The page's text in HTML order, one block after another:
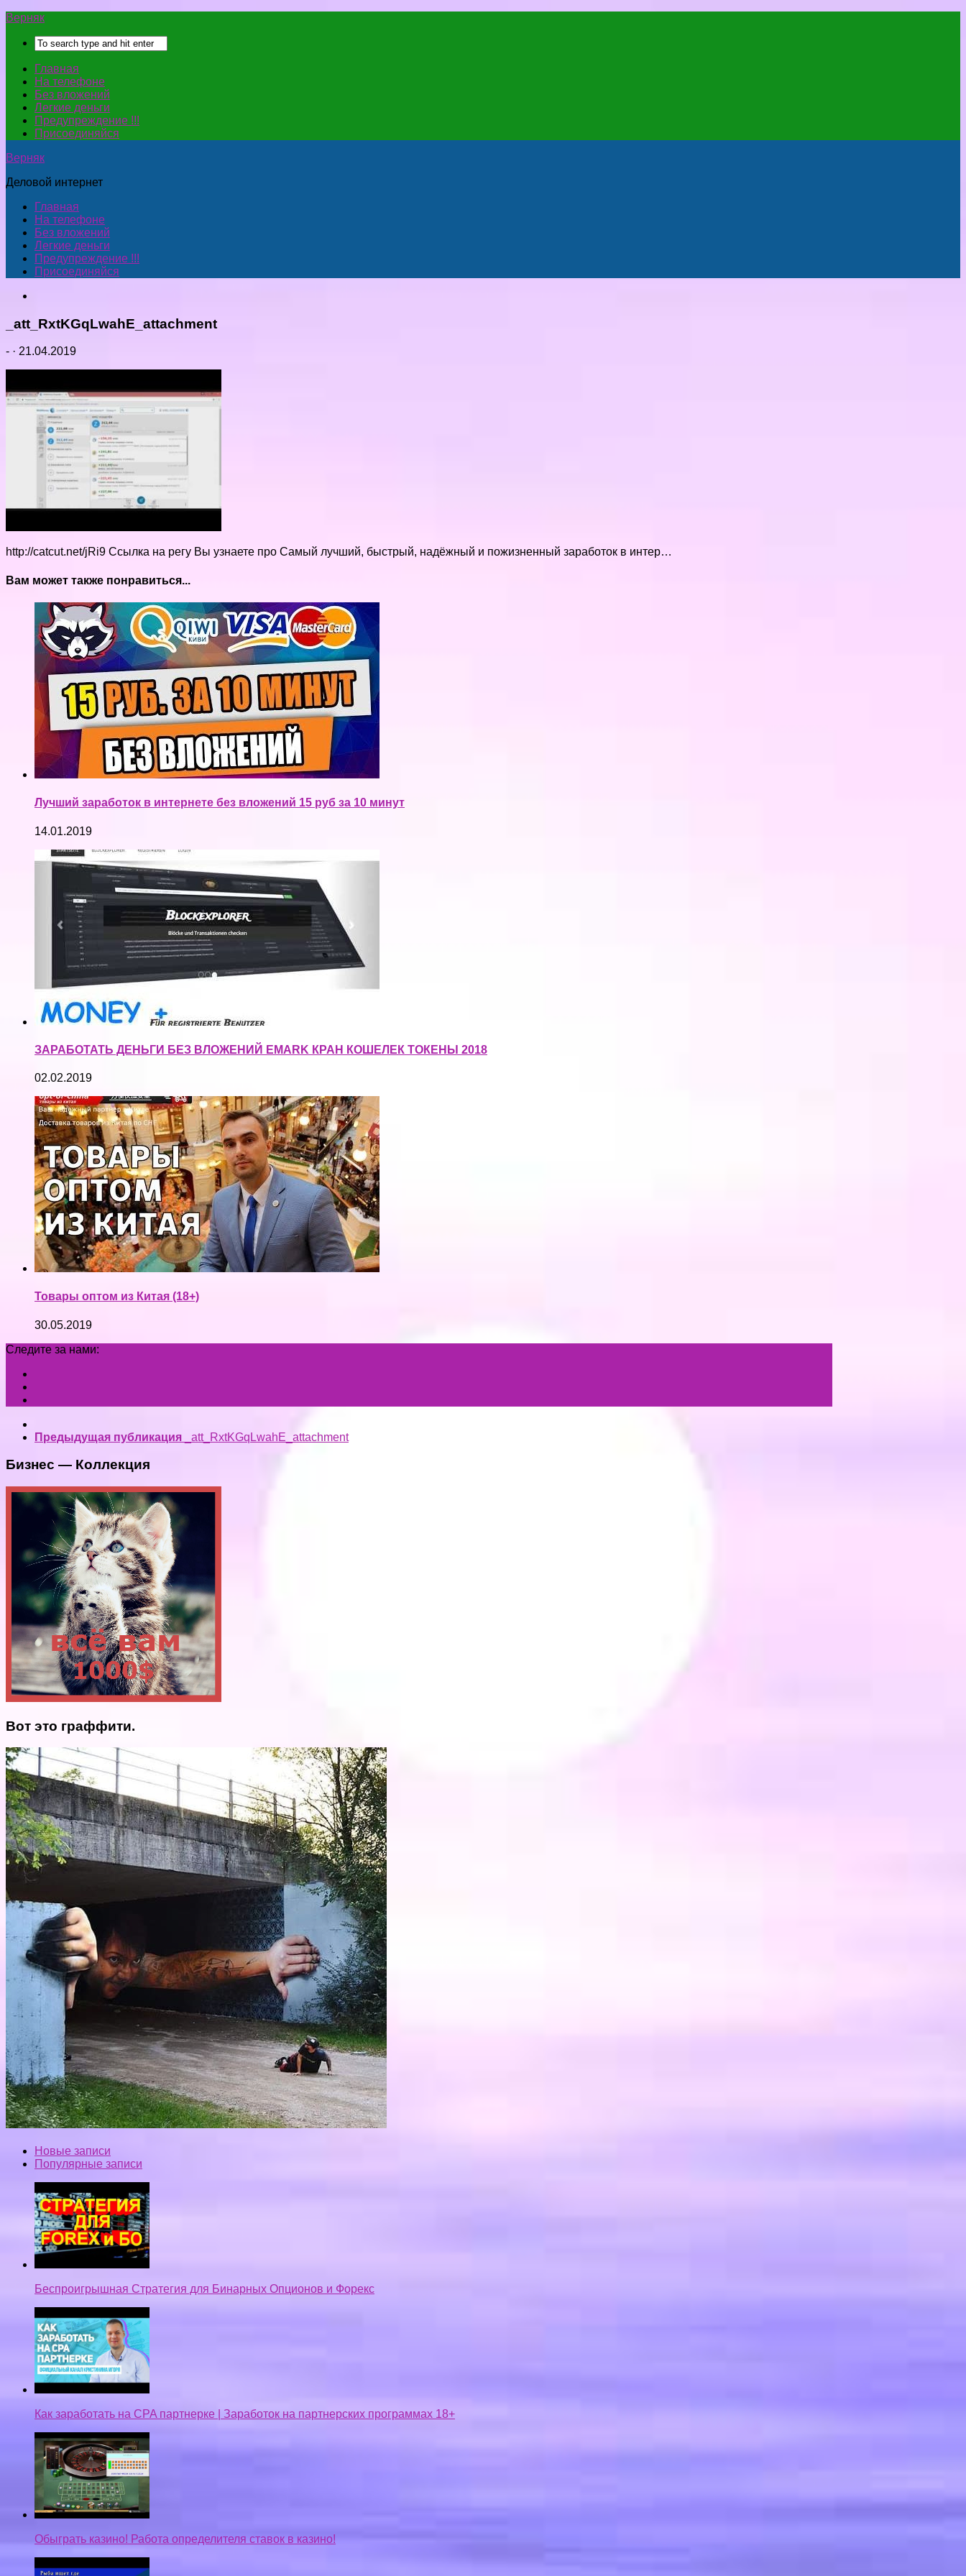
Верняк
Главная
На телефоне
Без вложений
Легкие деньги
Предупреждение !!!
Присоединяйся
Верняк
Деловой интернет
Главная
На телефоне
Без вложений
Легкие деньги
Предупреждение !!!
Присоединяйся
_att_RxtKGqLwahE_attachment
- · 21.04.2019
http://catcut.net/jRi9 Ссылка на регу Вы узнаете про Самый лучший, быстрый, надёжный и пожизненный заработок в интер…
Вам может также понравиться...
Лучший заработок в интернете без вложений 15 руб за 10 минут
14.01.2019
ЗАРАБОТАТЬ ДЕНЬГИ БЕЗ ВЛОЖЕНИЙ EMARK КРАН КОШЕЛЕК ТОКЕНЫ 2018
02.02.2019
Товары оптом из Китая (18+)
30.05.2019
Следите за нами:
Предыдущая публикация _att_RxtKGqLwahE_attachment
Бизнес — Коллекция
Вот это граффити.
Новые записи
Популярные записи
Беспроигрышная Стратегия для Бинарных Опционов и Форекс
Как заработать на CPA партнерке | Заработок на партнерских программах 18+
Обыграть казино! Работа определителя ставок в казино!